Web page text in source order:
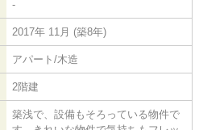
-
2017年 11月 (築8年)
アパート/木造
2階建
築浅で、設備もそろっている物件で